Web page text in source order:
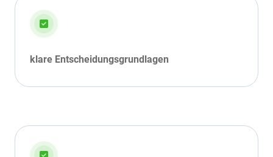
klare Entscheidungsgrundlagen